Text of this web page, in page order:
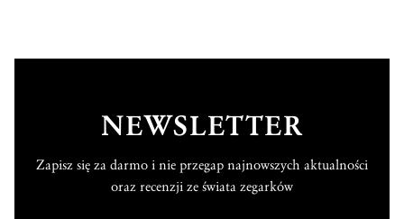
NEWSLETTER
Zapisz się za darmo i nie przegap najnowszych aktualności
oraz recenzji ze świata zegarków